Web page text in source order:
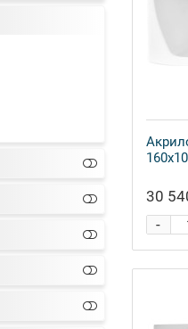
30
-